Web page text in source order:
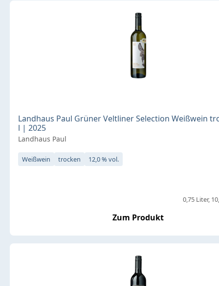
Landhaus Paul Grüner Veltliner Selection Weißwein
l | 2025
Landhaus Paul
Weißwein trocken 12,0 % vol.
0,75 Liter
Zum Produkt